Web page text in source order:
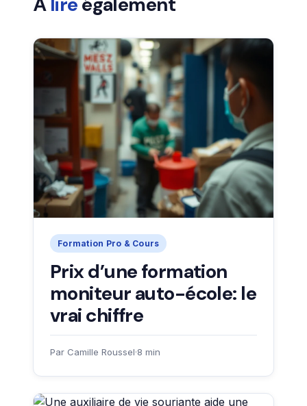
Formation Pro & Cours
Prix d’une formation
moniteur auto-école: le
vrai chiffre
Par Camille Roussel·8 min